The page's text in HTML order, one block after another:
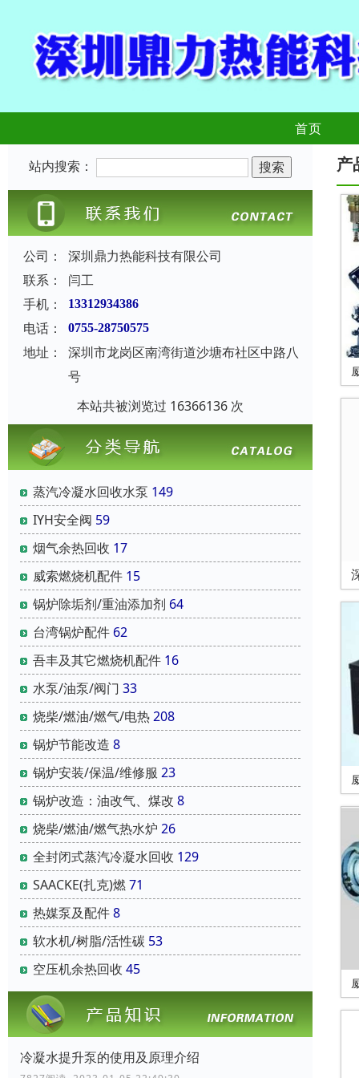
首页
站内搜索：
公司：
深圳鼎力热能科技有限公司
联系：
闫工
手机：
13312934386
电话： 0755-28750575
地址：
深圳市龙岗区南湾街道沙塘布社区中路八
号
本站共被浏览过 16366136 次
蒸汽冷凝水回收水泵 149
IYH安全阀 59
烟气余热回收 17
威索燃烧机配件 15
锅炉除垢剂/重油添加剂 64
台湾锅炉配件 62
吾丰及其它燃烧机配件 16
水泵/油泵/阀门 33
烧柴/燃油/燃气/电热208
锅炉节能改造 8
锅炉安装/保温/维修服 23
锅炉改造：油改气、煤改 8
烧柴/燃油/燃气热水炉 26
全封闭式蒸汽冷凝水回收 129
SAACKE(扎克)燃71
热媒泵及配件8
软水机/树脂/活性碳 53
空压机余热回收 45
冷凝水提升泵的使用及原理介绍
产